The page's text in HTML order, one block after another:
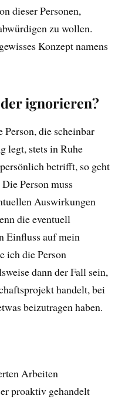
dieser Personen,
zu wollen.
Konzept namens
ignorieren?
die scheinbar
legt, stets in Ruhe
betrifft, so geht
Person muss
Auswirkungen
die eventuell
Einfluss auf mein
ich die Person
dann der Fall sein,
handelt, bei
beizutragen haben.
Arbeiten
proaktiv gehandelt